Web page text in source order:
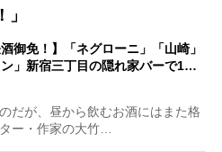
酒御免！】「ネグローニ」「山崎」
ン」新宿三丁目の隠れ家バーで1…
だが、昼から飲むお酒にはまた格
ー・作家の大竹…